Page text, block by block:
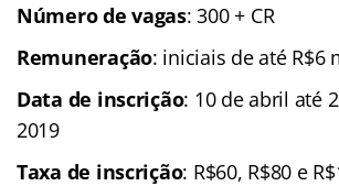
Número de vagas: 300 + CR
Remuneração: iniciais de até R$6
Data de inscrição: 10 de abril até
2019
Taxa de inscrição: R$60, R$80 e